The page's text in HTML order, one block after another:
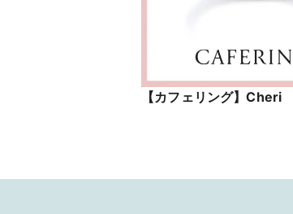
【カフェリング】Cheri